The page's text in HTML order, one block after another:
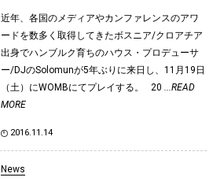
近年、各国のメディアやカンファレンスのアワ
ードを数多く取得してきたボスニア/クロアチア
出身でハンブルク育ちのハウス・プロデューサ
ー/DJのSolomunが5年ぶりに来日し、11月19日
（土）にWOMBにてプレイする。 20 ...READ
MORE
2016.11.14
News